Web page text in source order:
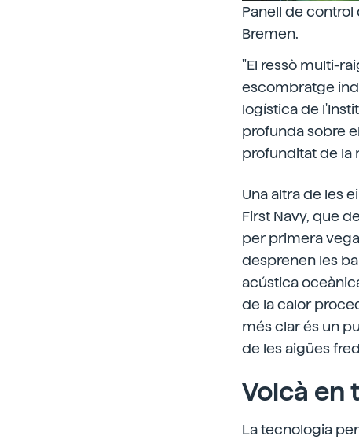
Panell de
Bremen.
"El ressò multi-
escombratge
logística de
profunda sobre
profunditat de la
Una altra de les
First Navy, que
per primera
desprenen les
acústica
de la calor
més clar és un
de les aigües
Volcà en
La tecnologia